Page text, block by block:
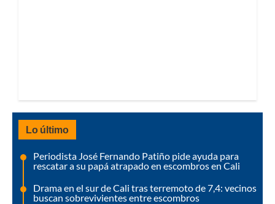
Lo último
Periodista José Fernando Patiño pide ayuda para
rescatar a su papá atrapado en escombros en Cali
Drama en el sur de Cali tras terremoto de 7,4: vecinos
buscan sobrevivientes entre escombros